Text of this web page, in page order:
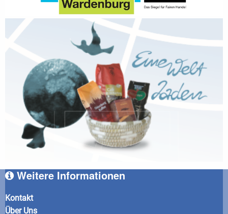
Weitere Informationen
Kontakt
Über Uns